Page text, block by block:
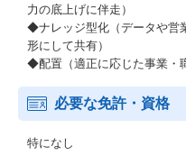
力の底上げに伴走）
◆ナレッジ型化（データや営
形にして共有）
◆配置（適正に応じた事業・
必要な免許・資格
特になし